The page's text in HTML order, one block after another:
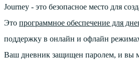
Journey - это безопасное место для
Это программное обеспечение для
поддержку в онлайн и офлайн
Ваш дневник защищен паролем, и вы